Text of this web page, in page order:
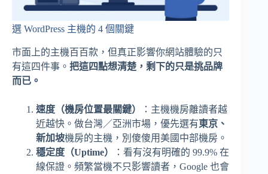
選 WordPress 主機的 4 個關鍵
市面上的主機百百款，但真正影響你網站體驗的只
有這四件事。 把這四點想清楚，剩下的只是挑品牌
而已。
速度（機房位置最關鍵）
：主機機房離讀者越
近越快。做台灣／亞洲市場，優先選有東京、
新加坡機房的主機，別傻傻用美國中部機房。
穩定度（Uptime）
：看有沒有明確的 99.9% 在
線保證。頻繁當機不只影響讀者，Google 也會